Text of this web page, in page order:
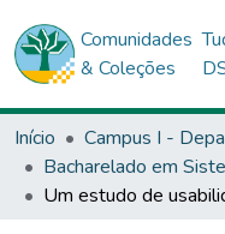
Comunidades
& Coleções
Início